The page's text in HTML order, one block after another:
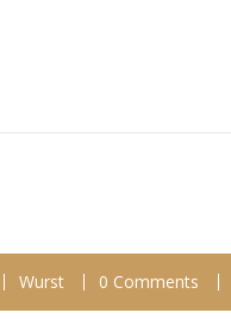
Wurst 0 Comments